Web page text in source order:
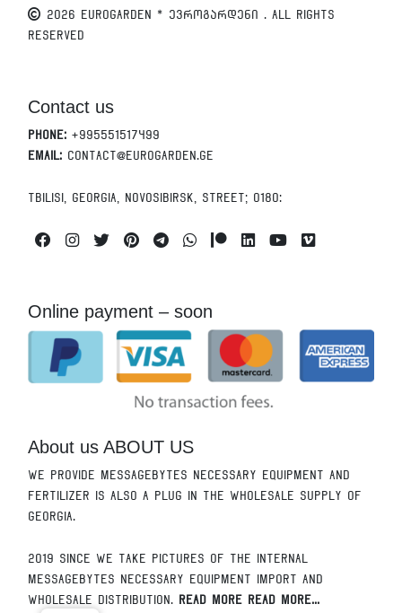
2026 EUROGARDEN * ევროგარდენი . All Rights
Reserved
Contact us
Phone: +995551517499
Email: contact@eurogarden.ge
Tbilisi, Georgia, Novosibirsk, Street; 0180:
FacebookInstagramTwitterPinterestTelegramWhatsappPatreonLinkedinYoutube
Online payment – soon
About us ABOUT US
We provide messagebytes necessary equipment and
fertilizer is also a plug in the wholesale supply of
Georgia.
2019 since we take pictures of the internal
messagebytes necessary equipment import and
wholesale distribution. Read More Read More...